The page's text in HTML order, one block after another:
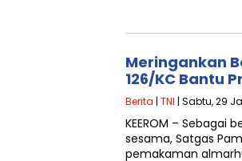
Meringankan
126/KC Bantu
Berita | TNI | Sabtu, 29
KEEROM –
sesama, Satgas
pemakaman